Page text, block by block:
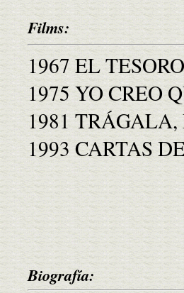
Films:
1967 EL
1975 YO CREO
1981 TRÁGALA,
1993 CARTAS
Biografía: